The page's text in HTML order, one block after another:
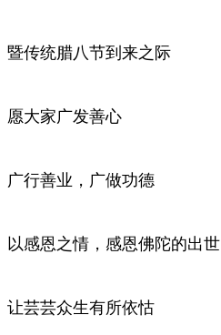
暨传统腊八节到来之际
愿大家广发善心
广行善业，广做功德
以感恩之情，感恩佛陀的出世
让芸芸众生有所依怙